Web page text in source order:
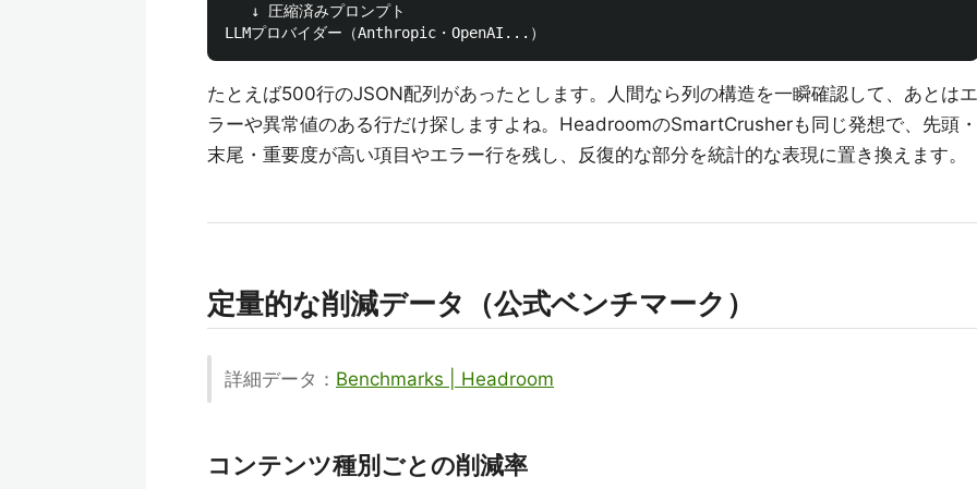
   ↓ 圧縮済みプロンプト
たとえば500行のJSON配列があったとします。人間なら列の構造を一瞬確認して、あとはエ
ラーや異常値のある行だけ探しますよね。HeadroomのSmartCrusherも同じ発想で、先頭・
末尾・重要度が高い項目やエラー行を残し、反復的な部分を統計的な表現に置き換えます。
定量的な削減データ（公式ベンチマーク）
詳細データ： Benchmarks | Headroom
コンテンツ種別ごとの削減率